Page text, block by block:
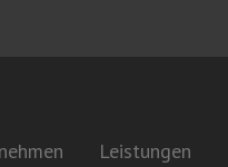
Leistungen